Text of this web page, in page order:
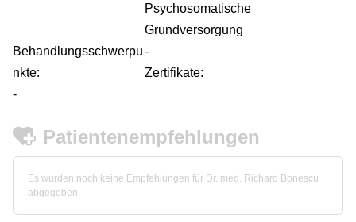
Psychosomatische
Grundversorgung
Behandlungsschwerpu
nkte:
-
Zertifikate:
-
Patientenempfehlungen
Es wurden noch keine Empfehlungen für Dr. med. Richard Bonescu
abgegeben.